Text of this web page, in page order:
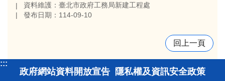
資料維護：臺北市政府工務局新建工程處
發布日期：114-09-10
回上一頁
:::
政府網站資料開放宣告 隱私權及資訊安全政策